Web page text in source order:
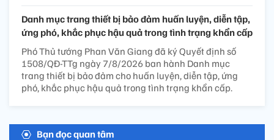
Danh mục trang thiết bị bảo đảm huấn luyện, diễn tập,
ứng phó, khắc phục hậu quả trong tình trạng khẩn cấp
Phó Thủ tướng Phan Văn Giang đã ký Quyết định số
1508/QĐ-TTg ngày 7/8/2026 ban hành Danh mục
trang thiết bị bảo đảm cho huấn luyện, diễn tập, ứng
phó, khắc phục hậu quả trong tình trạng khẩn cấp.
Bạn đọc quan tâm